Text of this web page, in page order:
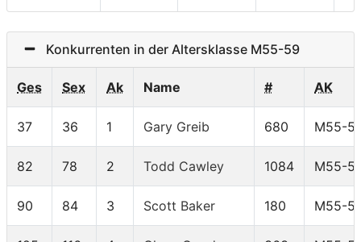
Konkurrenten in der Altersklasse M55-59
Ges Sex Ak Name # AK
37 36 1 Gary Greib 680 M55-
82 78 2 Todd Cawley 1084 M55-
90 84 3 Scott Baker 180 M55-